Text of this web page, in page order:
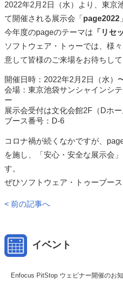
2022年2月2日（水）より、東京
て開催される展示会「 page2022
今年度のpageのテーマは 「リセ
ソフトウェア・トゥーでは、様
意して皆様のご来場をお待ちして
開催日時：2022年2月2日（水）
会場：東京池袋サンシャインシ
ー
展示会受付は文化会館2F（Dホー
ブース番号：D-6
コロナ禍が続くなかですが、
を施し、「安心・安全な展示会
す。
ぜひソフトウェア・トゥーブー
< 前の記事へ
イベント
Enfocus PitStop ウェビナー開催のお